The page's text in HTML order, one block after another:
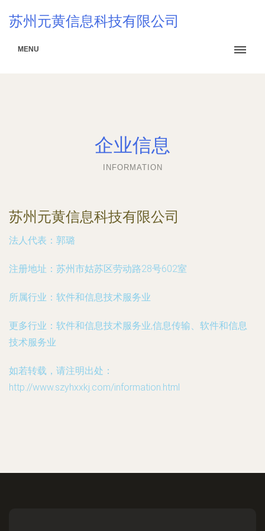
苏州元黄信息科技有限公司
MENU
企业信息
INFORMATION
苏州元黄信息科技有限公司
法人代表： 郭璐
注册地址： 苏州市姑苏区劳动路28号602室
所属行业： 软件和信息技术服务业
更多行业： 软件和信息技术服务业,信息传输、软件和信息
技术服务业
如若转载，请注明出处：
http://www.szyhxxkj.com/information.html